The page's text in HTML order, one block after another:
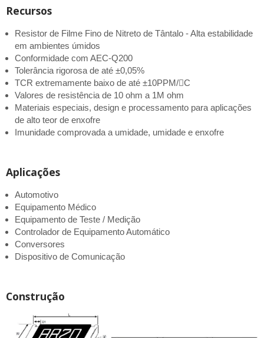
Recursos
Resistor de Filme Fino de Nitreto de Tântalo - Alta estabilidade
em ambientes úmidos
Conformidade com AEC-Q200
Tolerância rigorosa de até ±0,05%
TCR extremamente baixo de até ±10PPM/C
Valores de resistência de 10 ohm a 1M ohm
Materiais especiais, design e processamento para aplicações
de alto teor de enxofre
Imunidade comprovada a umidade, umidade e enxofre
Aplicações
Automotivo
Equipamento Médico
Equipamento de Teste / Medição
Controlador de Equipamento Automático
Conversores
Dispositivo de Comunicação
Construção